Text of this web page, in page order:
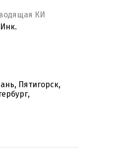
КИ
Пятигорск,